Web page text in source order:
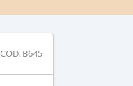
COD. B645